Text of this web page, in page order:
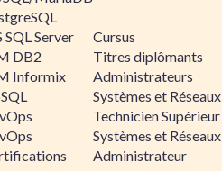
SQL Server
DB2
Informix
Cursus
Titres diplômants
Administrateurs
Systèmes et Réseaux
Technicien Supérieur
Systèmes et Réseaux
Administrateur